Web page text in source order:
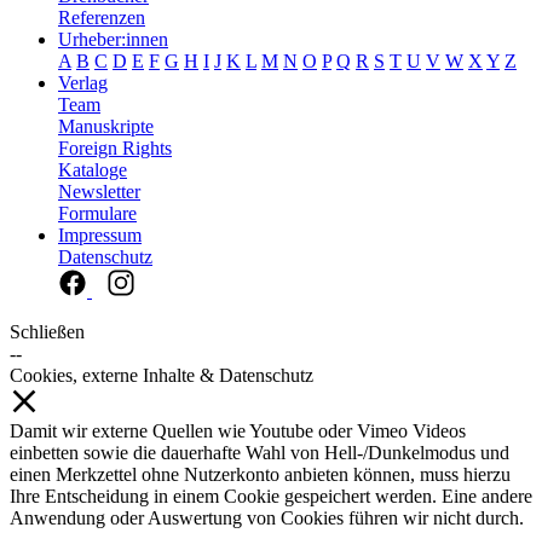
Referenzen
Urheber:innen
A B C D E F G H I J K L M N O P Q R S T U V W X Y Z
Verlag
Team
Manuskripte
Foreign Rights
Kataloge
Newsletter
Formulare
Impressum
Datenschutz
Schließen
--
Cookies, externe Inhalte & Datenschutz
Damit wir externe Quellen wie Youtube oder Vimeo Videos
einbetten sowie die dauerhafte Wahl von Hell-/Dunkelmodus und
einen Merkzettel ohne Nutzerkonto anbieten können, muss hierzu
Ihre Entscheidung in einem Cookie gespeichert werden. Eine andere
Anwendung oder Auswertung von Cookies führen wir nicht durch.